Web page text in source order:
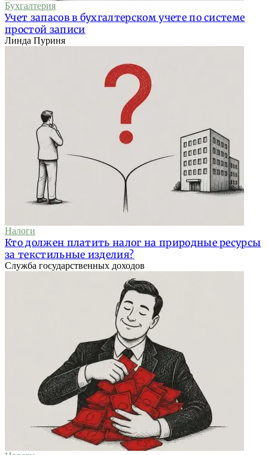
Бухгалтерия
Учет запасов в бухгалтерском учете по системе
простой записи
Линда Пуриня
Налоги
Кто должен платить налог на природные ресурсы
за текстильные изделия?
Служба государственных доходов